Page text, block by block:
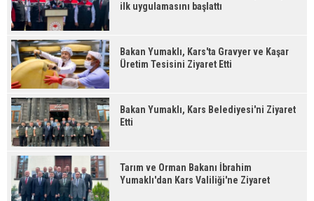
ilk uygulamasını başlattı
Bakan Yumaklı, Kars'ta Gravyer ve Kaşar
Üretim Tesisini Ziyaret Etti
Bakan Yumaklı, Kars Belediyesi'ni Ziyaret
Etti
Tarım ve Orman Bakanı İbrahim
Yumaklı'dan Kars Valiliği'ne Ziyaret